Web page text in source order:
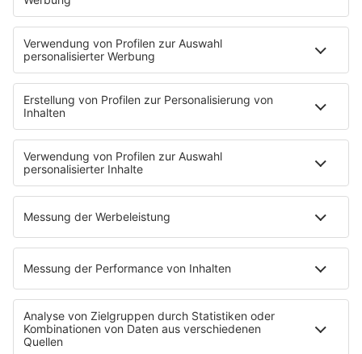
Newsletter
Jobs & Praktika
Pressekontakt
Pressemeldungen
WERBUNG
Mediadaten und Preisliste
Ansprechpartner
Impressum
Datenschutz
Datenschutzeinstellungen
Datenverarbeitung bei Gewinnspielen
Teilnahmebedingungen
Gewinnspielregeln Social Media
Bildnachweise